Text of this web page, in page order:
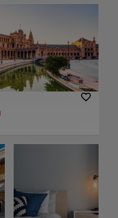
bares de tapas y vistas al río
y plazas llenas de flores e
vida nocturna de Sevilla lo tiene
elegante con vistas al río
en el casco antiguo, la ciudad
alma de la cultura andaluza
flamenco que se realizan por toda la
los espacios verdes de la
El
con sus exuberantes paisajes y
barco al atardecer por el río es la
de un día de exploración. Para los
libre, recorrer en bicicleta las
vistas panorámicas
al deporte, el
ideal para eventos deportivos y